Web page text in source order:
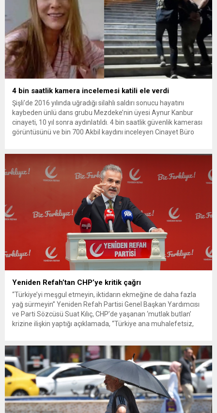
4 bin saatlik kamera incelemesi katili ele verdi
Şişli’de 2016 yılında uğradığı silahlı saldırı sonucu hayatını
kaybeden ünlü dans grubu Mezdeke’nin üyesi Aynur Kanbur
cinayeti, 10 yıl sonra aydınlatıldı. 4 bin saatlik güvenlik kamerası
görüntüsünü ve bin 700 Akbil kaydını inceleyen Cinayet Büro
Yeniden Refah’tan CHP’ye kritik çağrı
“Türkiye’yi meşgul etmeyin, iktidarın ekmeğine de daha fazla
yağ sürmeyin” Yeniden Refah Partisi Genel Başkan Yardımcısı
ve Parti Sözcüsü Suat Kılıç, CHP’de yaşanan ‘mutlak butlan’
krizine ilişkin yaptığı açıklamada, “Türkiye ana muhalefetsiz,
olun. Türkiye’yi...